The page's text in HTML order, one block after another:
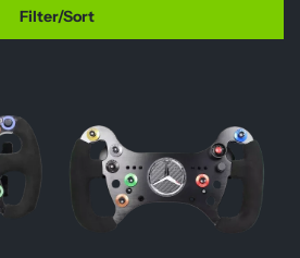
Filter/Sort